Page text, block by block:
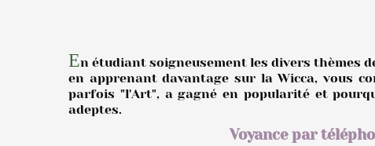
En étudiant soigneusement les divers thèmes
en apprenant davantage sur la Wicca, vous
parfois "l'Art", a gagné en popularité et
adeptes.
Voyance par